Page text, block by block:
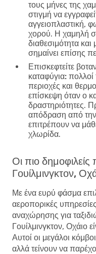
τους μήνες της
στιγμή να
αγγειοπλαστική,
χορού. Η χαμηλή
διαθεσιμότητα
σημαίνει επίσης
Επισκεφτείτε
καταφύγια: πολλοί
περιοχές και
επίσκεψη όταν ο
δραστηριότητες.
απόδραση από την
επιτρέπουν να
χλωρίδα.
Οι πιο
Γουίλμινγκτον,
Με ένα ευρύ φάσμα
αεροπορικές
αναχώρησης για
Γουίλμινγκτον, Οχάιο
Αυτοί οι μεγάλοι
αλλά τείνουν να